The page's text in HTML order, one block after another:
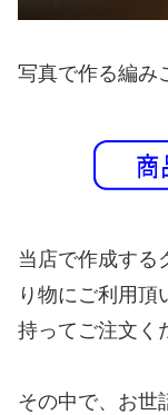
写真で作る編み
当店で作成する
り物にご利用頂
持ってご注文く
その中で、お世